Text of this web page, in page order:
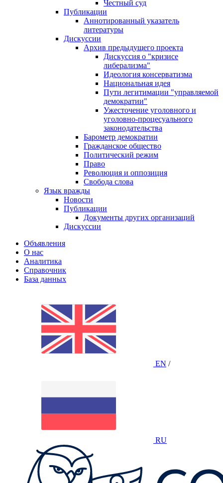
Честный суд
Публикации
Аннотированный указатель
литературы
Дискуссии
Архив предыдущего проекта
Дискуссия о "кризисе
либерализма"
Идеология консерватизма
Национальная идея
Пути легитимации "управляемой
демократии"
Ужесточение уголовного и
уголовно-процесуального
законодательства
Барометр демократии
Гражданское общество
Политический режим
Право
Революция и оппозиция
Свобода слова
Язык вражды
Новости
Публикации
Документы других организаций
Дискуссии
Объявления
О нас
Аналитика
Справочник
База данных
EN /
RU